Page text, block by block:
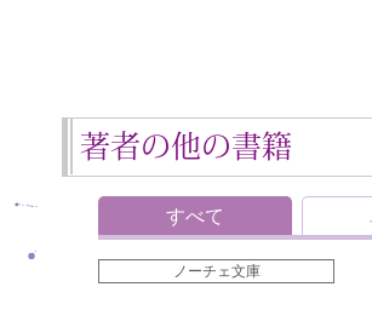
著者の他の書籍
すべて
ノーチェ文庫